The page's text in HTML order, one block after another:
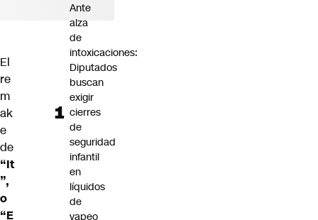
El
re
m
ak
e
de
“It
”,
o
“E
Ante
alza
de
intoxicaciones:
Diputados
buscan
exigir
cierres
de
seguridad
infantil
en
líquidos
de
vapeo